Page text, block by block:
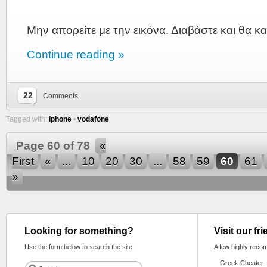
Μην απορείτε με την εικόνα. Διαβάστε και θα
Continue reading »
22 Comments
Tagged with: iphone • vodafone
Page 60 of 78
«
First
« ... 10 20 30 ... 58 59 60
61
»
Looking for something?
Use the form below to search the site:
Visit our
A few highly
Greek Cheater